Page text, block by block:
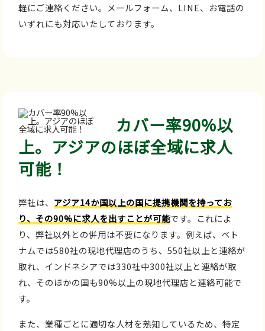
軽にご連絡ください。メールフォーム、LINE、お電話の
いずれにも対応いたしております。
カバー率90%以
上。アジアのほぼ全域に求人
可能！
弊社は、 アジア14か国以上の国に提携機関を持ってお
り、その90%に求人を出すことが可能です。これによ
り、弊社以外との併用は不要になります。例えば、ベト
ナムでは580社の現地代理店のうち、550社以上と連絡が
取れ、インドネシアでは330社中300社以上と連絡が取
れ、そのほかの国も90%以上の現地代理店と連絡可能で
す。
また、業種ごとに適切な人材を熟知しているため、特定